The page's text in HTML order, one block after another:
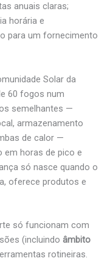
anuais claras;
horária e
para um fornecimento
Solar da
60 fogos num
semelhantes —
armazenamento
de calor —
em horas de pico e
só nasce quando o
oferece produtos e
só funcionam com
(incluindo âmbito
rotineiras.